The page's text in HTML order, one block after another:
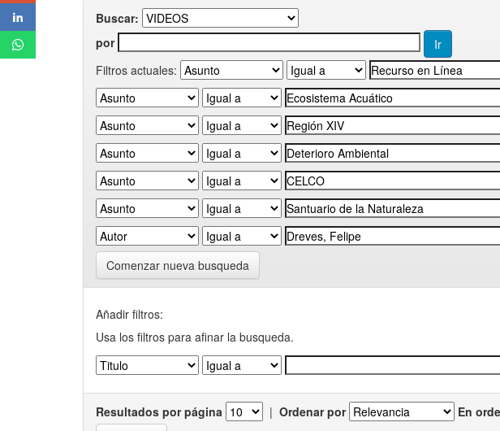
Buscar:
por
Filtros actuales:
Comenzar nueva busqueda
Añadir filtros:
Usa los filtros para afinar la busqueda.
Resultados por página | Ordenar por En